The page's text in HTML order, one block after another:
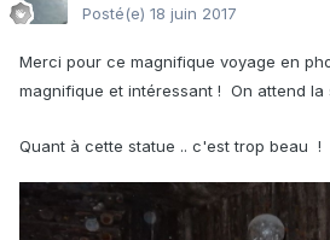
Posté(e) 18 juin 2017
Merci pour ce magnifique voyage en
magnifique et intéressant ! On attend la
Quant à cette statue .. c'est trop beau !